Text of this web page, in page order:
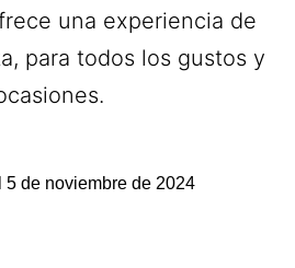
una experiencia de
para todos los gustos y
5 de noviembre de 2024